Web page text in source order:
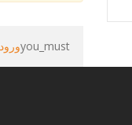
you_mustورود